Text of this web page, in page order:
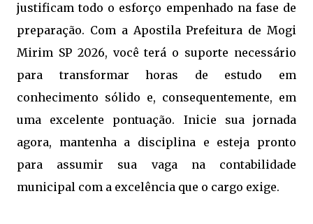
justificam todo o esforço empenhado na fase de
preparação. Com a Apostila Prefeitura de Mogi
Mirim SP 2026, você terá o suporte necessário
para transformar horas de estudo em
conhecimento sólido e, consequentemente, em
uma excelente pontuação. Inicie sua jornada
agora, mantenha a disciplina e esteja pronto
para assumir sua vaga na contabilidade
municipal com a excelência que o cargo exige.